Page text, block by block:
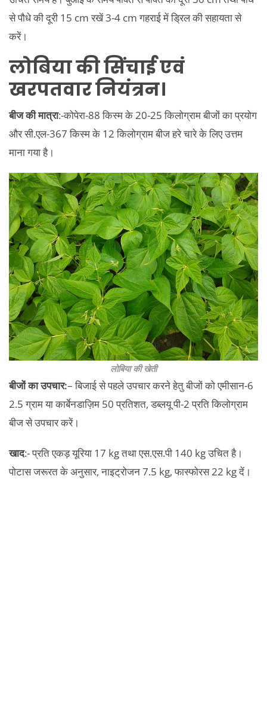
से पौधे की दूरी 15 cm रखें 3-4 cm गहराई में ड्रिल की सहायता से
करें।
लोबिया की सिंचाई एवं
खरपतवार नियंत्रन।
बीज की मात्रा:-कोपेरा-88 किस्म के 20-25 किलोग्राम बीजों का प्रयोग
और सी.एल-367 किस्म के 12 किलोग्राम बीज हरे चारे के लिए उत्तम
माना गया है।
लोबिया की खेती
बीजों का उपचार:– बिजाई से पहले उपचार करने हेतु बीजों को एमीसान-6
2.5 ग्राम या कार्बेनडाज़िम 50 प्रतिशत, डब्लयू पी-2 प्रति किलोग्राम
बीज से उपचार करें।
खाद:- प्रति एकड़ यूरिया 17 kg तथा एस.एस.पी 140 kg उचित है।
पोटास जरूरत के अनुसार, नाइट्रोजन 7.5 kg, फास्फोरस 22 kg दें।